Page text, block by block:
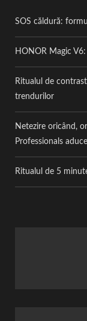
SOS căldură:
HONOR Magic
Ritualul de
trendurilor
Netezire oricând,
Professionals
Ritualul de 5